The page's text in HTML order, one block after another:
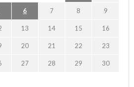
6 7 8 9
13 14 15 16
20 21 22 23
27 28 29 30